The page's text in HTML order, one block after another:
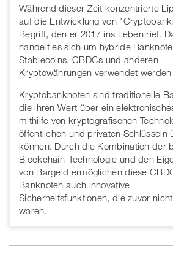
Während dieser Zeit konzentrierte
auf die Entwicklung von
Begriff, den er 2017 ins Leben rief.
handelt es sich um hybride
Stablecoins, CBDCs und anderen
Kryptowährungen verwendet
Kryptobanknoten sind traditionelle
die ihren Wert über ein
mithilfe von kryptografischen
öffentlichen und privaten Schlüsseln
können. Durch die Kombination der
Blockchain-Technologie und den
von Bargeld ermöglichen diese
Banknoten auch innovative
Sicherheitsfunktionen, die zuvor
waren.